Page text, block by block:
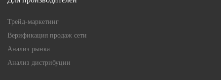
Трейд-маркетинг
Верификация продаж сети
Анализ рынка
Анализ дистрибуции